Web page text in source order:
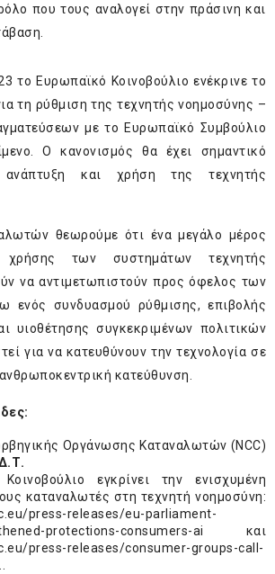
που τους αναλογεί στην πράσινη και
το Ευρωπαϊκό Κοινοβούλιο ενέκρινε το
τη ρύθμιση της τεχνητής νοημοσύνης –
με το Ευρωπαϊκό Συμβούλιο
Ο κανονισμός θα έχει σημαντικό
ανάπτυξη και χρήση της τεχνητής
θεωρούμε ότι ένα μεγάλο μέρος
των συστημάτων τεχνητής
να αντιμετωπιστούν προς όφελος των
ενός συνδυασμού ρύθμισης, επιβολής
υιοθέτησης συγκεκριμένων πολιτικών
για να κατευθύνουν την τεχνολογία σε
κατεύθυνση.
Οργάνωσης Καταναλωτών (NCC)
εγκρίνει την ενισχυμένη
καταναλωτές στη τεχνητή νοημοσύνη:
press-releases/eu-parliament-
protections-consumers-ai
και
press-releases/consumer-groups-call-